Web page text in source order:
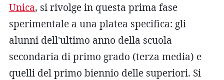
Unica, si rivolge in questa prima fase
sperimentale a una platea specifica: gli
alunni dell'ultimo anno della scuola
secondaria di primo grado (terza media) e
quelli del primo biennio delle superiori. Si